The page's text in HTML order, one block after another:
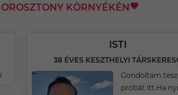
KÖRNYÉKÉN
ISTI
38 ÉVES KESZTHELYI
Gondoltam
próbát itt.Ha